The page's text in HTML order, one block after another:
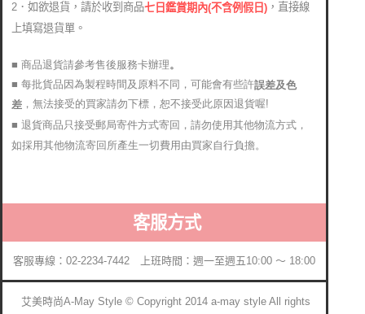
2．如欲退貨，請於收到商品七日鑑賞期內(不含例假日) ，直接線
上填寫退貨單。
■ 商品退貨請參考售後服務卡辦理。
■ 每批貨品因為製程時間及原料不同，可能會有些許誤差及色
差 ，無法接受的買家請勿下標，恕不接受此原因退貨喔!
■ 退貨商品只接受郵局寄件方式寄回，請勿使用其他物流方式，
如採用其他物流寄回所產生一切費用由買家自行負擔。
客服方式
客服專線：02-2234-7442 上班時間：週一至週五10:00 ～ 18:00
艾美時尚A-May Style © Copyright 2014 a-may style All rights